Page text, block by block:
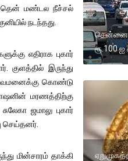
தென் மண்டல நீச்சல்
நடந்தது.
எதிராக புகார்
குளத்தில் இருந்து
கொண்டு
மரணத்திற்கு
ஜமாலு புகார்
செய்தனர்.
மின்சாரம் தாக்கி
ரூ.100